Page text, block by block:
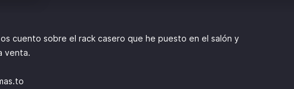
cuento sobre el rack casero que he puesto en el salón y
venta.